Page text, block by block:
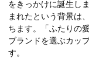
をきっかけに誕生し
まれたという背景は
ちます。「ふたりの
ブランドを選ぶカッ
す。